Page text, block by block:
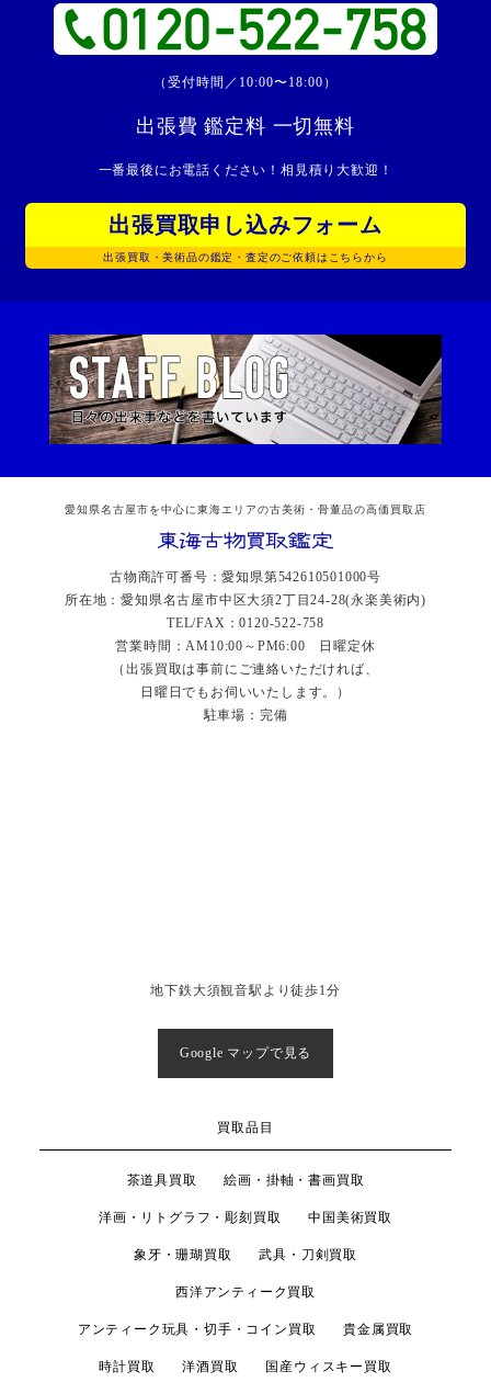
（受付時間／10:00〜18:00）
出張費 鑑定料 一切無料
一番最後にお電話ください！相見積り大歓迎！
出張買取申し込みフォーム
出張買取・美術品の鑑定・査定のご依頼はこちらから
愛知県名古屋市を中心に東海エリアの古美術・骨董品の高価買取店
古物商許可番号：愛知県第542610501000号
所在地：愛知県名古屋市中区大須2丁目24-28(永楽美術内)
TEL/FAX：0120-522-758
営業時間：AM10:00～PM6:00 日曜定休
（出張買取は事前にご連絡いただければ、
日曜日でもお伺いいたします。）
駐車場：完備
地下鉄大須観音駅より徒歩1分
Google マップで見る
買取品目
茶道具買取 絵画・掛軸・書画買取
洋画・リトグラフ・彫刻買取 中国美術買取
象牙・珊瑚買取 武具・刀剣買取
西洋アンティーク買取
アンティーク玩具・切手・コイン買取 貴金属買取
時計買取 洋酒買取 国産ウィスキー買取